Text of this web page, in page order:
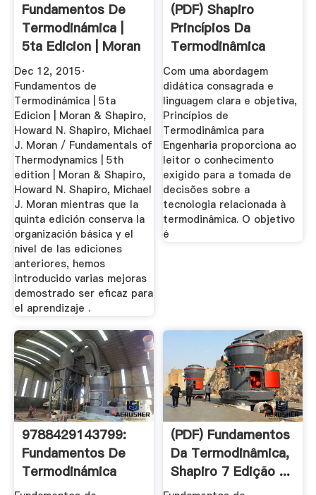
Fundamentos De
Termodinámica |
5ta Edicion | Moran
...
Dec 12, 2015·
Fundamentos de
Termodinámica | 5ta
Edicion | Moran & Shapiro,
Howard N. Shapiro, Michael
J. Moran / Fundamentals of
Thermodynamics | 5th
edition | Moran & Shapiro,
Howard N. Shapiro, Michael
J. Moran mientras que la
quinta edición conserva la
organización básica y el
nivel de las ediciones
anteriores, hemos
introducido varias mejoras
demostrado ser eficaz para
el aprendizaje .
(PDF) Shapiro
Princípios Da
Termodinâmica
7ªed. Completo ...
Com uma abordagem
didática consagrada e
linguagem clara e objetiva,
Princípios de
Termodinâmica para
Engenharia proporciona ao
leitor o conhecimento
exigido para a tomada de
decisões sobre a
tecnologia relacionada à
termodinâmica. O objetivo
é
9788429143799:
Fundamentos De
Termodinámica
Técnica (2 ED ...
(PDF) Fundamentos
Da Termodinâmica,
Shapiro 7 Edição ...